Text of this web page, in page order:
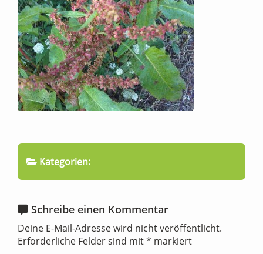
Kategorien:
Schreibe einen Kommentar
Deine E-Mail-Adresse wird nicht veröffentlicht.
Erforderliche Felder sind mit* markiert